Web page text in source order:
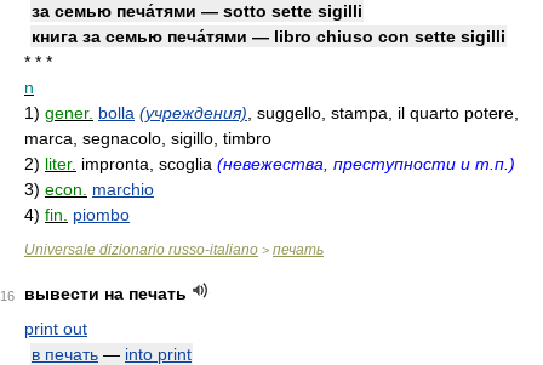
за семью печа́тями — sotto sette sigilli
книга за семью печа́тями — libro chiuso con sette sigilli
* * *
n
1) gener. bolla (учреждения) , suggello, stampa, il quarto potere,
marca, segnacolo, sigillo, timbro
2) liter. impronta, scoglia (невежества, преступности и т.п.)
3) econ.
marchio
4) fin. piombo
Universale dizionario russo-italiano > печать
16
вывести на печать
print out
в печать — into print